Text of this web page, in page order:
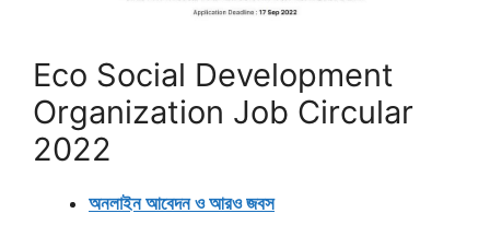
Eco Social Development
Organization Job Circular
2022
অনলাইন আবেদন ও আরও জবস